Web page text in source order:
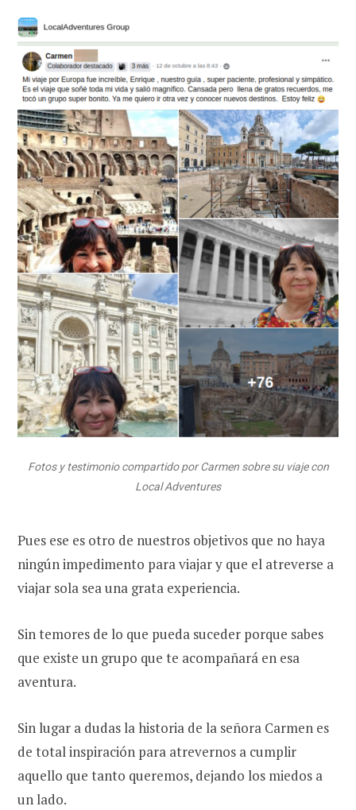
Fotos y testimonio compartido por Carmen sobre su viaje con
Local Adventures
Pues ese es otro de nuestros objetivos que no haya
ningún impedimento para viajar y que el atreverse a
viajar sola sea una grata experiencia.
Sin temores de lo que pueda suceder porque sabes
que existe un grupo que te acompañará en esa
aventura.
Sin lugar a dudas la historia de la señora Carmen es
de total inspiración para atrevernos a cumplir
aquello que tanto queremos, dejando los miedos a
un lado.